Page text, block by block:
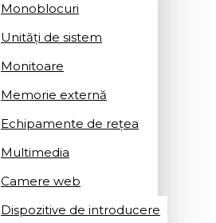
Monoblocuri
Unități de sistem
Monitoare
Memorie externă
Echipamente de rețea
Multimedia
Camere web
Dispozitive de introducere